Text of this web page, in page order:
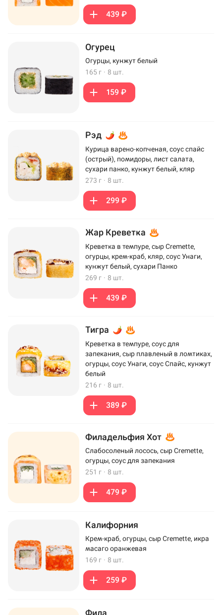
439 ₽
Огурец
Огурцы, кунжут белый
165 г · 8 шт.
159 ₽
Рэд
Курица варено-копченая, соус спайс
(острый), помидоры, лист салата,
сухари панко, кунжут белый, кляр
273 г · 8 шт.
299 ₽
Жар Креветка
Креветка в темпуре, сыр Cremette,
огурцы, крем-краб, кляр, соус Унаги,
кунжут белый, сухари Панко
269 г · 8 шт.
439 ₽
Тигра
Креветка в темпуре, соус для
запекания, сыр плавленый в ломтиках,
огурцы, соус Унаги, соус Спайс, кунжут
белый
216 г · 8 шт.
389 ₽
Филадельфия Хот
Слабосоленый лосось, сыр Cremette,
огурцы, соус для запекания
251 г · 8 шт.
479 ₽
Калифорния
Крем-краб, огурцы, сыр Cremette, икра
масаго оранжевая
169 г · 8 шт.
259 ₽
Фила